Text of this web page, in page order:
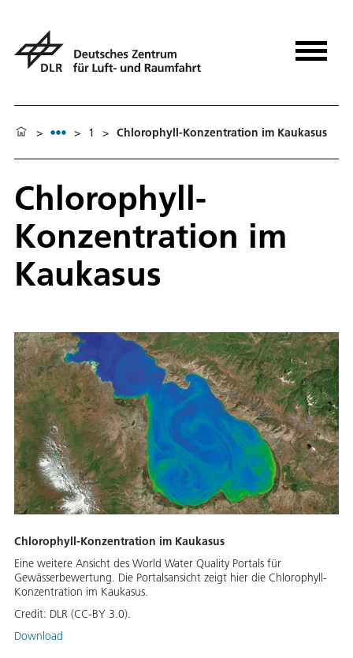
> > 1 > Chlorophyll-Konzentration im Kaukasus
Chlorophyll-
Konzentration im
Kaukasus
Chlorophyll-Konzentration im Kaukasus
Eine weitere Ansicht des World Water Quality Portals für
Gewässerbewertung. Die Portalsansicht zeigt hier die Chlorophyll-
Konzentration im Kaukasus.
Credit: DLR (CC-BY 3.0).
Download